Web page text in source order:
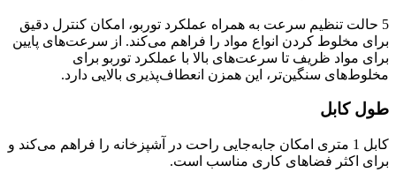
5 حالت تنظیم سرعت به همراه عملکرد توربو، امکان کنترل دقیق
برای مخلوط کردن انواع مواد را فراهم می‌کند. از سرعت‌های پایین
برای مواد ظریف تا سرعت‌های بالا با عملکرد توربو برای
مخلوط‌های سنگین‌تر، این همزن انعطاف‌پذیری بالایی دارد.
طول کابل
کابل 1 متری امکان جابه‌جایی راحت در آشپزخانه را فراهم می‌کند و
برای اکثر فضاهای کاری مناسب است.